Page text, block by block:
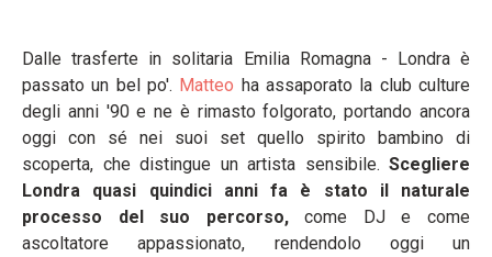
Dalle trasferte in solitaria Emilia Romagna - Londra è
passato un bel po'. Matteo ha assaporato la club culture
degli anni '90 e ne è rimasto folgorato, portando ancora
oggi con sé nei suoi set quello spirito bambino di
scoperta, che distingue un artista sensibile. Scegliere
Londra quasi quindici anni fa è stato il naturale
processo del suo percorso,come DJ e come
ascoltatore appassionato, rendendolo oggi un